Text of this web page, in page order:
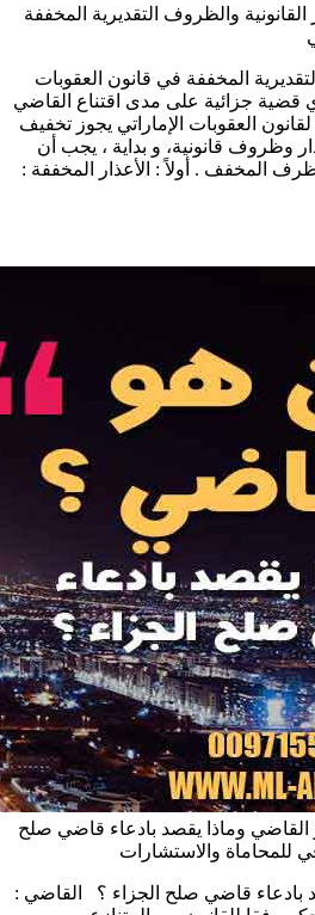
القانونية والظروف التقديرية المخففة
المخففة في قانون العقوبات
قضية جزائية على مدى اقتناع القاضي
العقوبات الإماراتي يجوز تخفيف
وظروف قانونية، و بداية ، يجب أن
المخفف . أولاً : الأعذار المخففة :
وماذا يقصد بادعاء قاضي صلح
للمحاماة والاستشارات
بادعاء قاضي صلح الجزاء ؟ القاضي :